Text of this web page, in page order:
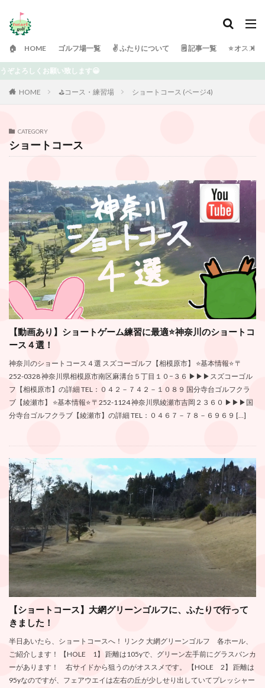
🏠 HOME ゴルフ場一覧 ✌️ ふたりについて 🗒 記事一覧 ⭐️ オスス
HOME ⛳️コース・練習場 ショートコース (ページ4)
CATEGORY
ショートコース
【動画あり】ショートゲーム練習に最適⭐️神奈川のショートコ
ース４選！
神奈川のショートコース４選 スズコーゴルフ【相模原市】 ⭐️基本情報⭐️ 〒
252-0328 神奈川県相模原市南区麻溝台５丁目１０−３６ ▶︎▶︎▶︎スズコーゴル
フ【相模原市】の詳細 TEL：０４２－７４２－１０８９ 国分寺台ゴルフクラ
ブ【綾瀬市】 ⭐️基本情報⭐️ 〒252-1124 神奈川県綾瀬市吉岡２３６０ ▶︎▶︎▶︎国
分寺台ゴルフクラブ【綾瀬市】の詳細 TEL：０４６７－７８－６９６９ […]
【ショートコース】大網グリーンゴルフに、ふたりで行って
きました！
半日あいたら、ショートコースへ！ リンク 大網グリーンゴルフ 各ホール、
ご紹介します！ 【HOLE 1】 距離は105yで、グリーン左手前にグラスバンカ
ーがあります！ 右サイドから狙うのがオススメです。 【HOLE 2】 距離は
95yなのですが、フェアウエイは左右の丘が少しせり出していてプレッシャー